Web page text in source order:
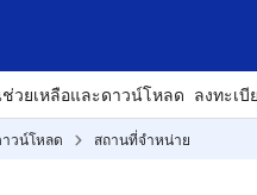
วยเหลือและดาวน์โหลด ลงทะเ
วน์โหลด สถานที่จำหน่าย